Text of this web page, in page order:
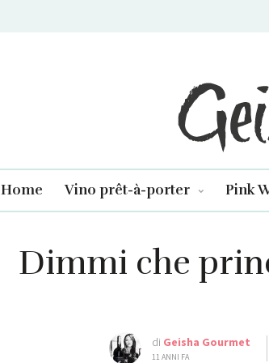
Home Vino prêt-à-porter Pink
Dimmi che
di Geisha Gourmet
11 ANNI FA